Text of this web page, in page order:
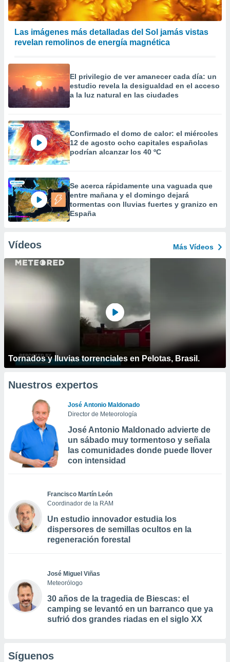
Las imágenes más detalladas del Sol jamás vistas
revelan remolinos de energía magnética
El privilegio de ver amanecer cada día: un
estudio revela la desigualdad en el acceso
a la luz natural en las ciudades
Confirmado el domo de calor: el miércoles
12 de agosto ocho capitales españolas
podrían alcanzar los 40 ºC
Se acerca rápidamente una vaguada que
entre mañana y el domingo dejará
tormentas con lluvias fuertes y granizo en
España
Vídeos Más Vídeos
Tornados y lluvias torrenciales en Pelotas, Brasil.
Nuestros expertos
José Antonio Maldonado
Director de Meteorología
José Antonio Maldonado advierte de
un sábado muy tormentoso y señala
las comunidades donde puede llover
con intensidad
Francisco Martín León
Coordinador de la RAM
Un estudio innovador estudia los
dispersores de semillas ocultos en la
regeneración forestal
José Miguel Viñas
Meteorólogo
30 años de la tragedia de Biescas: el
camping se levantó en un barranco que ya
sufrió dos grandes riadas en el siglo XX
Síguenos